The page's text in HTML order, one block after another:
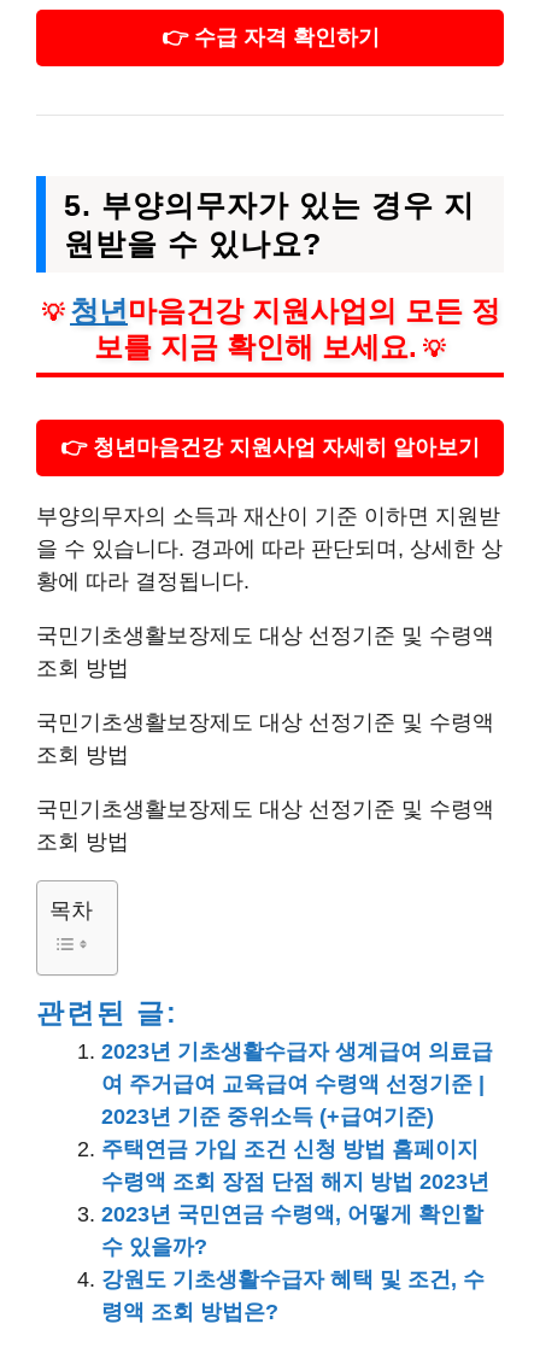
👉 수급 자격 확인하기
5. 부양의무자가 있는 경우 지
원받을 수 있나요?
💡 청년마음건강 지원사업의 모든 정
보를 지금 확인해 보세요. 💡
👉 청년마음건강 지원사업 자세히 알아보기
부양의무자의 소득과 재산이 기준 이하면 지원받
을 수 있습니다. 경과에 따라 판단되며, 상세한 상
황에 따라 결정됩니다.
국민기초생활보장제도 대상 선정기준 및 수령액
조회 방법
국민기초생활보장제도 대상 선정기준 및 수령액
조회 방법
국민기초생활보장제도 대상 선정기준 및 수령액
조회 방법
목차
관련된 글:
2023년 기초생활수급자 생계급여 의료급
여 주거급여 교육급여 수령액 선정기준 |
2023년 기준 중위소득 (+급여기준)
주택연금 가입 조건 신청 방법 홈페이지
수령액 조회 장점 단점 해지 방법 2023년
2023년 국민연금 수령액, 어떻게 확인할
수 있을까?
강원도 기초생활수급자 혜택 및 조건, 수
령액 조회 방법은?